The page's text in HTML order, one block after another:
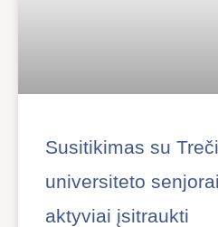
Susitikimas su
universiteto
aktyviai įsitraukti